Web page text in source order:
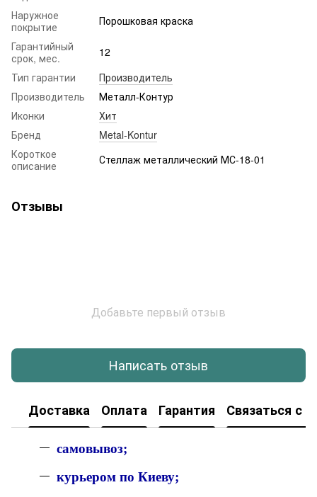
Наружное
покрытие
Порошковая краска
Гарантийный
срок, мес.
12
Тип гарантии
Производитель
Производитель
Металл-Контур
Иконки
Хит
Бренд
Metal-Kontur
Короткое
описание
Стеллаж металлический МС-18-01
Отзывы
Добавьте первый отзыв
Написать отзыв
Доставка Оплата Гарантия Связаться с
самовывоз;
курьером по Киеву;